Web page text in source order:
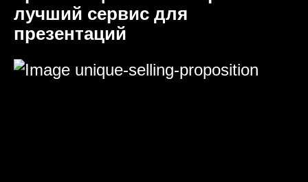
лучший сервис для
презентаций